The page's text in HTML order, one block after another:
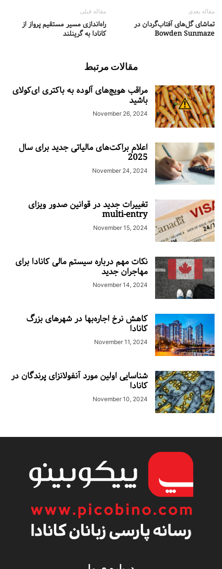
مقاله قبلی
راه‌اندازی مسیر مستقیم پرواز از
کانادا به گرینلند
مقاله بعدی
تماشای گل‌های آفتاب‌گردان در
Bowden Sunmaze
مقالات مرتبط
مراقب هویج‌های آلوده به باکتری ای‌کولای
باشید
November 26, 2024
اعلام براکت‌های مالیاتی جدید برای سال
2025
November 24, 2024
تغییرات جدید در قوانین صدور ویزای
multi-entry
November 15, 2024
نکات مهم درباره سیستم مالی کانادا برای
مهاجران جدید
November 14, 2024
کاهش نرخ اجاره‌بها در شهرهای بزرگ
کانادا
November 11, 2024
شناسایی اولین مورد آنفولانزای پرندگان در
کانادا
November 10, 2024